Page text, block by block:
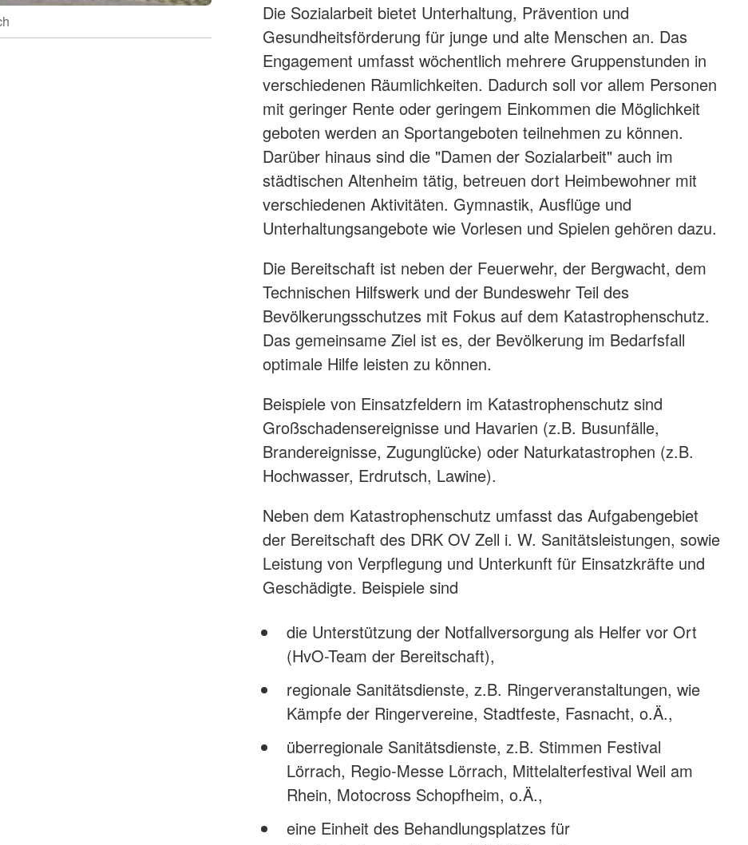
Die Sozialarbeit bietet Unterhaltung, Prävention und
Gesundheitsförderung für junge und alte Menschen an. Das
Engagement umfasst wöchentlich mehrere Gruppenstunden in
verschiedenen Räumlichkeiten. Dadurch soll vor allem Personen
mit geringer Rente oder geringem Einkommen die Möglichkeit
geboten werden an Sportangeboten teilnehmen zu können.
Darüber hinaus sind die "Damen der Sozialarbeit" auch im
städtischen Altenheim tätig, betreuen dort Heimbewohner mit
verschiedenen Aktivitäten. Gymnastik, Ausflüge und
Unterhaltungsangebote wie Vorlesen und Spielen gehören dazu.
Die Bereitschaft ist neben der Feuerwehr, der Bergwacht, dem
Technischen Hilfswerk und der Bundeswehr Teil des
Bevölkerungsschutzes mit Fokus auf dem Katastrophenschutz.
Das gemeinsame Ziel ist es, der Bevölkerung im Bedarfsfall
optimale Hilfe leisten zu können.
Beispiele von Einsatzfeldern im Katastrophenschutz sind
Großschadensereignisse und Havarien (z.B. Busunfälle,
Brandereignisse, Zugunglücke) oder Naturkatastrophen (z.B.
Hochwasser, Erdrutsch, Lawine).
Neben dem Katastrophenschutz umfasst das Aufgabengebiet
der Bereitschaft des DRK OV Zell i. W. Sanitätsleistungen, sowie
Leistung von Verpflegung und Unterkunft für Einsatzkräfte und
Geschädigte. Beispiele sind
die Unterstützung der Notfallversorgung als Helfer vor Ort
(HvO-Team der Bereitschaft),
regionale Sanitätsdienste, z.B. Ringerveranstaltungen, wie
Kämpfe der Ringervereine, Stadtfeste, Fasnacht, o.Ä.,
überregionale Sanitätsdienste, z.B. Stimmen Festival
Lörrach, Regio-Messe Lörrach, Mittelalterfestival Weil am
Rhein, Motocross Schopfheim, o.Ä.,
eine Einheit des Behandlungsplatzes für